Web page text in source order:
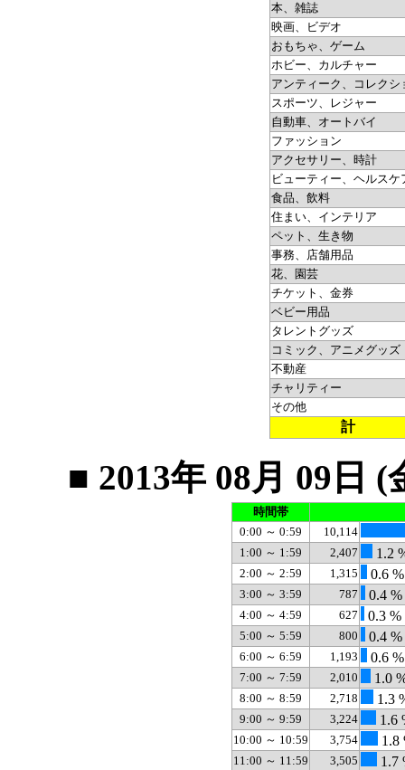
本、雑誌
映画、ビデオ
おもちゃ、ゲーム
ホビー、カルチャー
アンティーク、コレクシ
スポーツ、レジャー
自動車、オートバイ
ファッション
アクセサリー、時計
ビューティー、ヘルスケ
食品、飲料
住まい、インテリア
ペット、生き物
事務、店舗用品
花、園芸
チケット、金券
ベビー用品
タレントグッズ
コミック、アニメグッズ
不動産
チャリティー
その他
計
■ 2013年 08月 09日
時間帯
0:00 ～ 0:59
10,114
1:00 ～ 1:59
2,407 1.2
2:00 ～ 2:59 1,315 0.6 %
3:00 ～ 3:59 787 0.4 %
4:00 ～ 4:59 627 0.3 %
5:00 ～ 5:59 800 0.4 %
6:00 ～ 6:59 1,193 0.6 %
7:00 ～ 7:59 2,010 1.0
8:00 ～ 8:59 2,718 1.3
9:00 ～ 9:59 3,224 1.6
10:00 ～ 10:59 3,754 1.8
11:00 ～ 11:59 3,505 1.7